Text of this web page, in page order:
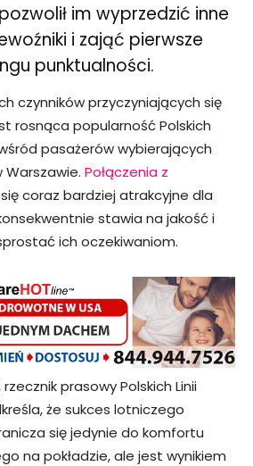
im wyprzedzić inne
i zająć pierwsze
punktualności.
czynników przyczyniających się
rosnąca popularność Polskich
pasażerów wybierających
Warszawie. Połączenia z
coraz bardziej atrakcyjne dla
stawia na jakość i
ich oczekiwaniom.
prasowy Polskich Linii
że sukces lotniczego
się jedynie do komfortu
na pokładzie, ale jest wynikiem